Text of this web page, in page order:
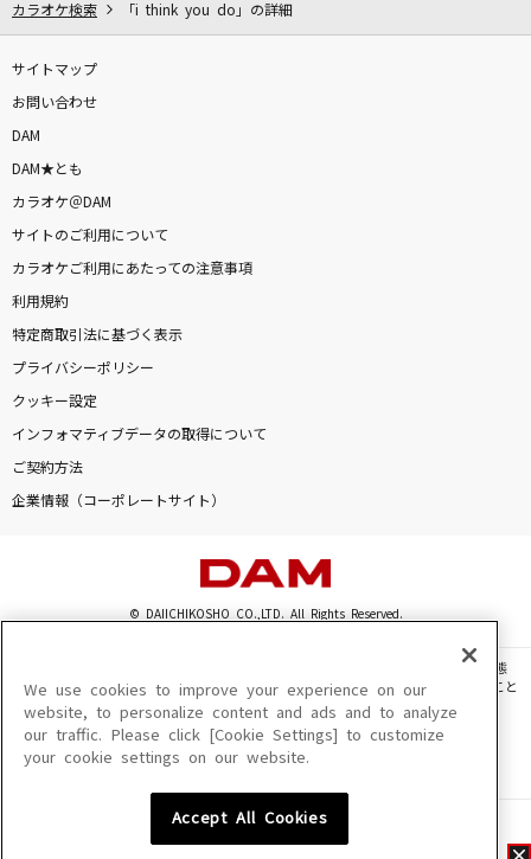
カラオケ検索 「i think you do」の詳細
サイトマップ
お問い合わせ
DAM
DAM★とも
カラオケ＠DAM
サイトのご利用について
カラオケご利用にあたっての注意事項
利用規約
特定商取引法に基づく表示
プライバシーポリシー
クッキー設定
インフォマティブデータの取得について
ご契約方法
企業情報（コーポレートサイト）
© DAIICHIKOSHO CO.,LTD. All Rights Reserved.
このサイトに掲載されている一切の文章・画像・写真・動画・音声等を、手段や形態
を問わず、著作権法の定める範囲を超えて無断で複製、転載、ファイル化などすること
を禁じます。
楽曲及びコンテンツは、機種によりご利用いただけない場合があります。
楽曲及びコンテンツの配信日、配信内容が変更になる場合があります。
We use cookies to improve your experience on our
website, to personalize content and ads and to analyze
our traffic. Please click [Cookie Settings] to customize
your cookie settings on our website.
Accept All Cookies